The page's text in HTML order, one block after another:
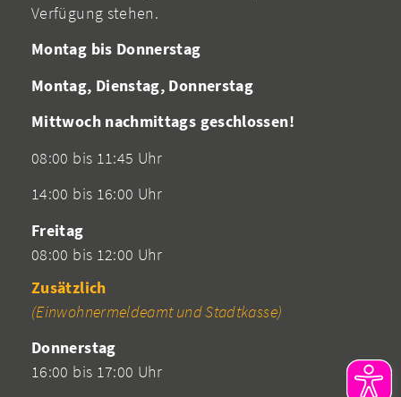
Verfügung stehen.
Montag bis Donnerstag
Montag, Dienstag, Donnerstag
Mittwoch nachmittags geschlossen!
08:00 bis 11:45 Uhr
14:00 bis 16:00 Uhr
Freitag
08:00 bis 12:00 Uhr
Zusätzlich
(Einwohnermeldeamt und Stadtkasse)
Donnerstag
16:00 bis 17:00 Uhr